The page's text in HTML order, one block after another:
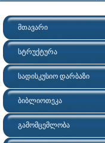
მთავარი
სტრუქტურა
სადისკუსიო დარბაზი
ბიბლიოთეკა
გამომცემლობა